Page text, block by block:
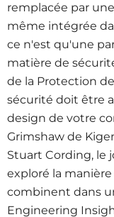
remplacée par
même intégrée
ce n'est qu'une
matière de
de la Protection
sécurité doit être
design de votre
Grimshaw de
Stuart Cording, le
exploré la
combinent dans
Engineering